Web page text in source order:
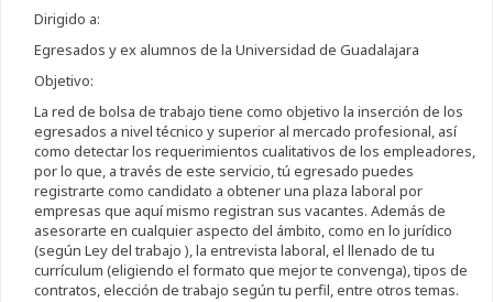
Dirigido a:
Egresados y ex alumnos de la Universidad de Guadalajara
Objetivo:
La red de bolsa de trabajo tiene como objetivo la inserción de los
egresados a nivel técnico y superior al mercado profesional, así
como detectar los requerimientos cualitativos de los empleadores,
por lo que, a través de este servicio, tú egresado puedes
registrarte como candidato a obtener una plaza laboral por
empresas que aquí mismo registran sus vacantes. Además de
asesorarte en cualquier aspecto del ámbito, como en lo jurídico
(según Ley del trabajo ), la entrevista laboral, el llenado de tu
currículum (eligiendo el formato que mejor te convenga), tipos de
contratos, elección de trabajo según tu perfil, entre otros temas.